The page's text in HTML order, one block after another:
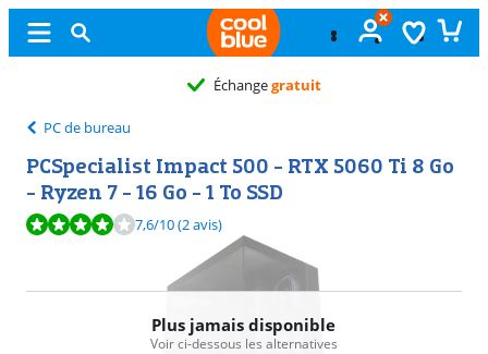
Échangegratuit
PC de bureau
PCSpecialist Impact 500 - RTX 5060 Ti 8 Go
- Ryzen 7 - 16 Go - 1 To SSD
La note est de 7,6 sur 10, basée sur 2 avis.
7,6/10(2 avis)
Plus jamais disponible
Voir ci-dessous les alternatives